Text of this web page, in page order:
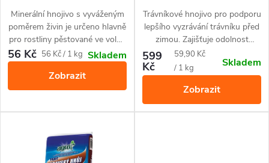
d
u
k
t
o
d
u
k
Minerální hnojivo s vyváženým
poměrem živin je určeno hlavně
pro rostliny pěstované ve volné
půdě - ovoce, zeleninu, okrasné
rostliny ad. Zlepšuje
hospodaření s vodou a živinami
v půdě.
56 Kč Měrná
56 Kč / 1 kg Skladem
Zobrazit
Trávníkové hnojivo pro podporu
lepšího vyzrávání trávníku před
zimou. Zajišťuje odolnost
trávníku proti vymrzání a
snižuje riziko napadení
houbovými chorobami. Je také
vhodné pro okrasné dřeviny.
599
Kč
Měrná
cena:
59,90 Kč
/ 1 kg
Skladem
Zobrazit